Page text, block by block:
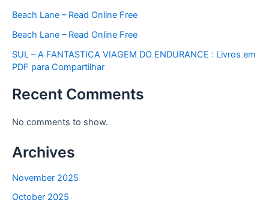
Beach Lane – Read Online Free
Beach Lane – Read Online Free
SUL – A FANTASTICA VIAGEM DO ENDURANCE : Livros em
PDF para Compartilhar
Recent Comments
No comments to show.
Archives
November 2025
October 2025